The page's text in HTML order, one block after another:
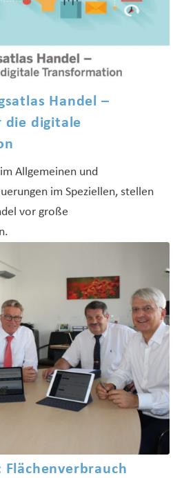
Handel –
die digitale
Allgemeinen und
im Speziellen, stellen
vor große
Flächenverbrauch